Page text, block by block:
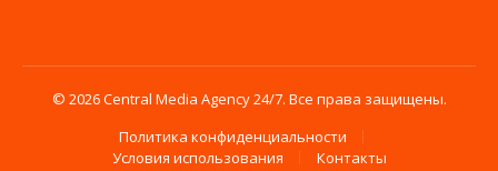
© 2026 Central Media Agency 24/7. Все права защищены.
Политика конфиденциальности
Условия использования
Контакты